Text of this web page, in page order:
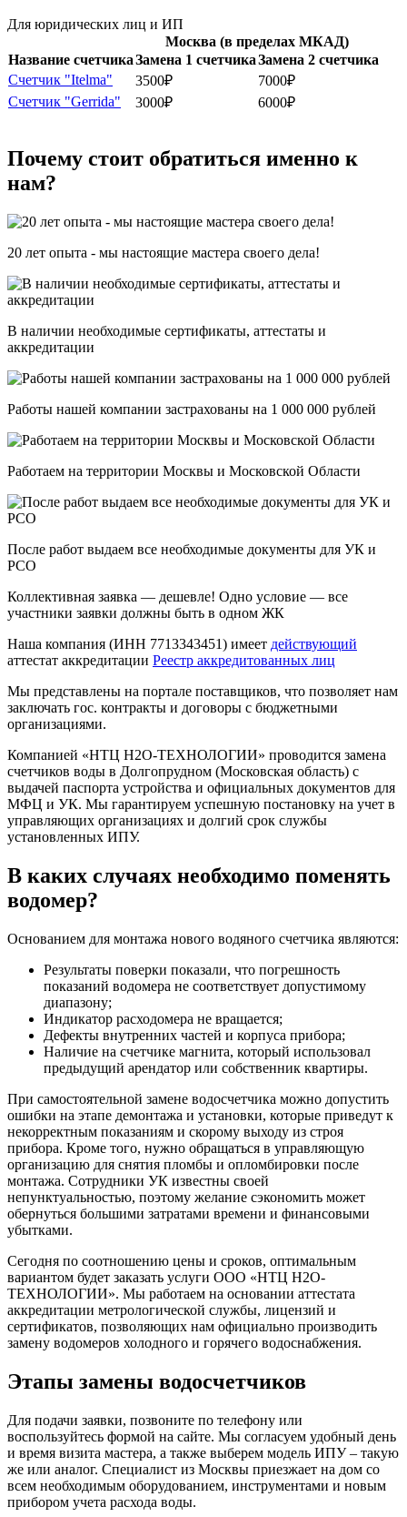
Для юридических лиц и ИП
Москва (в пределах МКАД)
Название счетчикаЗамена 1 счетчикаЗамена 2 счетчика
Счетчик "Itelma"
3500₽
7000₽
Счетчик "Gerrida"
3000₽ 6000₽
Почему стоит обратиться именно к
нам?
20 лет опыта - мы настоящие мастера своего дела!
В наличии необходимые сертификаты, аттестаты и
аккредитации
Работы нашей компании застрахованы на 1 000 000 рублей
Работаем на территории Москвы и Московской Области
После работ выдаем все необходимые документы для УК и
РСО
Коллективная заявка — дешевле! Одно условие — все
участники заявки должны быть в одном ЖК
Наша компания (ИНН 7713343451) имеет действующий
аттестат аккредитации Реестр аккредитованных лиц
Мы представлены на портале поставщиков, что позволяет нам
заключать гос. контракты и договоры c бюджетными
организациями.
Компанией «НТЦ H2O-ТЕХНОЛОГИИ» проводится замена
счетчиков воды в Долгопрудном (Московская область) с
выдачей паспорта устройства и официальных документов для
МФЦ и УК. Мы гарантируем успешную постановку на учет в
управляющих организациях и долгий срок службы
установленных ИПУ.
В каких случаях необходимо поменять
водомер?
Основанием для монтажа нового водяного счетчика являются:
Результаты поверки показали, что погрешность
показаний водомера не соответствует допустимому
диапазону;
Индикатор расходомера не вращается;
Дефекты внутренних частей и корпуса прибора;
Наличие на счетчике магнита, который использовал
предыдущий арендатор или собственник квартиры.
При самостоятельной замене водосчетчика можно допустить
ошибки на этапе демонтажа и установки, которые приведут к
некорректным показаниям и скорому выходу из строя
прибора. Кроме того, нужно обращаться в управляющую
организацию для снятия пломбы и опломбировки после
монтажа. Сотрудники УК известны своей
непунктуальностью, поэтому желание сэкономить может
обернуться большими затратами времени и финансовыми
убытками.
Сегодня по соотношению цены и сроков, оптимальным
вариантом будет заказать услуги ООО «НТЦ Н2О-
ТЕХНОЛОГИИ». Мы работаем на основании аттестата
аккредитации метрологической службы, лицензий и
сертификатов, позволяющих нам официально производить
замену водомеров холодного и горячего водоснабжения.
Этапы замены водосчетчиков
Для подачи заявки, позвоните по телефону или
воспользуйтесь формой на сайте. Мы согласуем удобный день
и время визита мастера, а также выберем модель ИПУ – такую
же или аналог. Специалист из Москвы приезжает на дом со
всем необходимым оборудованием, инструментами и новым
прибором учета расхода воды.